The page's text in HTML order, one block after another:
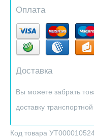
Оплата
Доставка
Вы можете забрать
доставку
Код товара